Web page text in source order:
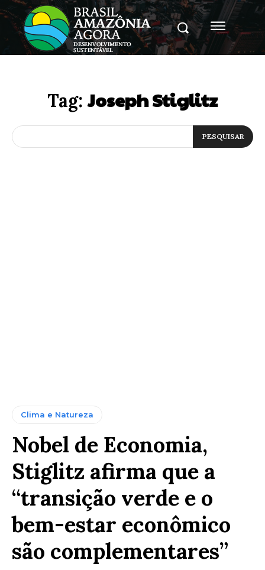
Tag:Joseph Stiglitz
PESQUISAR
Clima e Natureza
Nobel de Economia,
Stiglitz afirma que a
“transição verde e o
bem-estar econômico
são complementares”